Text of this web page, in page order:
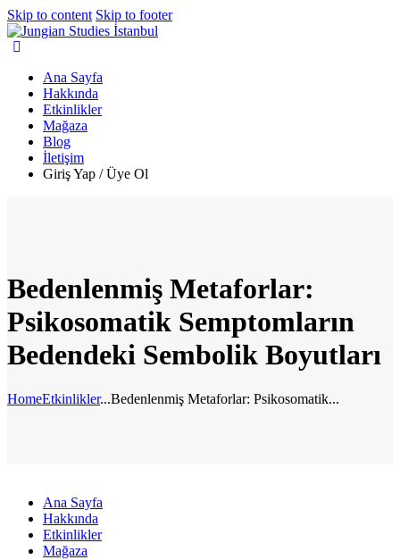
Skip to content Skip to footer
Ana Sayfa
Hakkında
Etkinlikler
Mağaza
Blog
İletişim
Giriş Yap / Üye Ol
Bedenlenmiş Metaforlar:
Psikosomatik Semptomların
Bedendeki Sembolik Boyutları
HomeEtkinlikler...Bedenlenmiş Metaforlar: Psikosomatik...
Ana Sayfa
Hakkında
Etkinlikler
Mağaza